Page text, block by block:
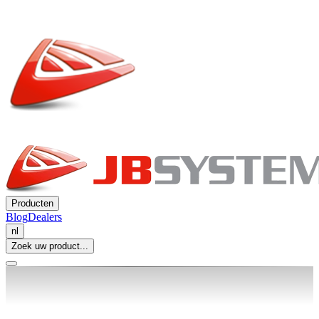
Producten
BlogDealers
nl
Zoek uw product...